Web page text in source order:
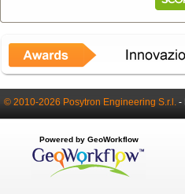
© 2010-2026 Posytron Engineering S.r.l. -
Powered by GeoWorkflow